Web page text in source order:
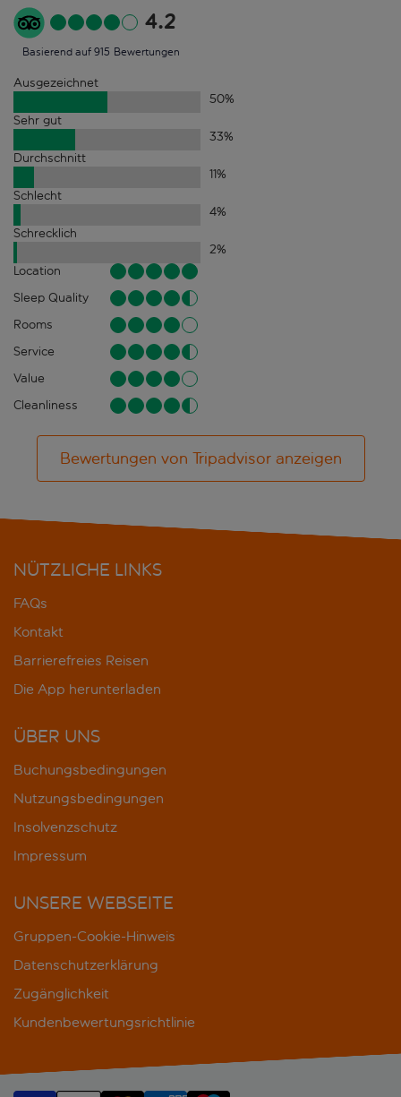
4.2
Basierend auf 915 Bewertungen
Ausgezeichnet
50%
Sehr gut
33%
Durchschnitt
11%
Schlecht
4%
Schrecklich
2%
Location
Sleep Quality
Rooms
Service
Value
Cleanliness
Bewertungen von Tripadvisor anzeigen
NÜTZLICHE LINKS
FAQs
Kontakt
Barrierefreies Reisen
Die App herunterladen
ÜBER UNS
Buchungsbedingungen
Nutzungsbedingungen
Insolvenzschutz
Impressum
UNSERE WEBSEITE
Gruppen-Cookie-Hinweis
Datenschutzerklärung
Zugänglichkeit
Kundenbewertungsrichtlinie